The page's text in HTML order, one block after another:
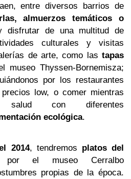
entre diversos barrios de
almuerzos temáticos o
disfrutar de una multitud de
culturales y visitas
de arte, como las tapas
museo Thyssen-Bornemisza;
por los restaurantes
low, o comer mientras
salud con diferentes
ecológica.
2014, tendremos platos del
por el museo Cerralbo
propias de la época.